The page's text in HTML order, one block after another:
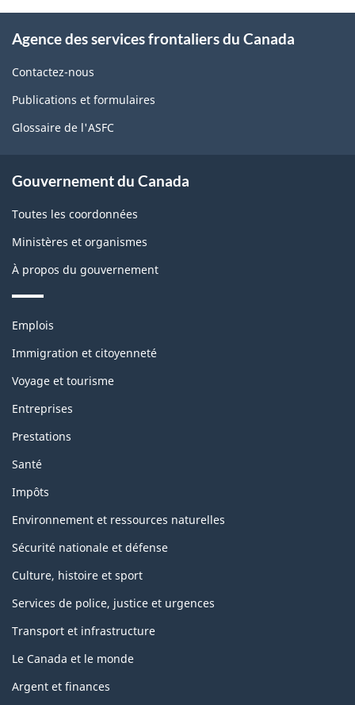
page
propos
de
ce
Agence des services frontaliers du Canada
Contactez-nous
Publications et formulaires
Glossaire de l'ASFC
Gouvernement du Canada
Toutes les coordonnées
Ministères et organismes
À propos du gouvernement
Thèmes
sujets
Emplois
Immigration et citoyenneté
Voyage et tourisme
Entreprises
Prestations
Santé
Impôts
Environnement et ressources naturelles
Sécurité nationale et défense
Culture, histoire et sport
Services de police, justice et urgences
Transport et infrastructure
Le Canada et le monde
Argent et finances